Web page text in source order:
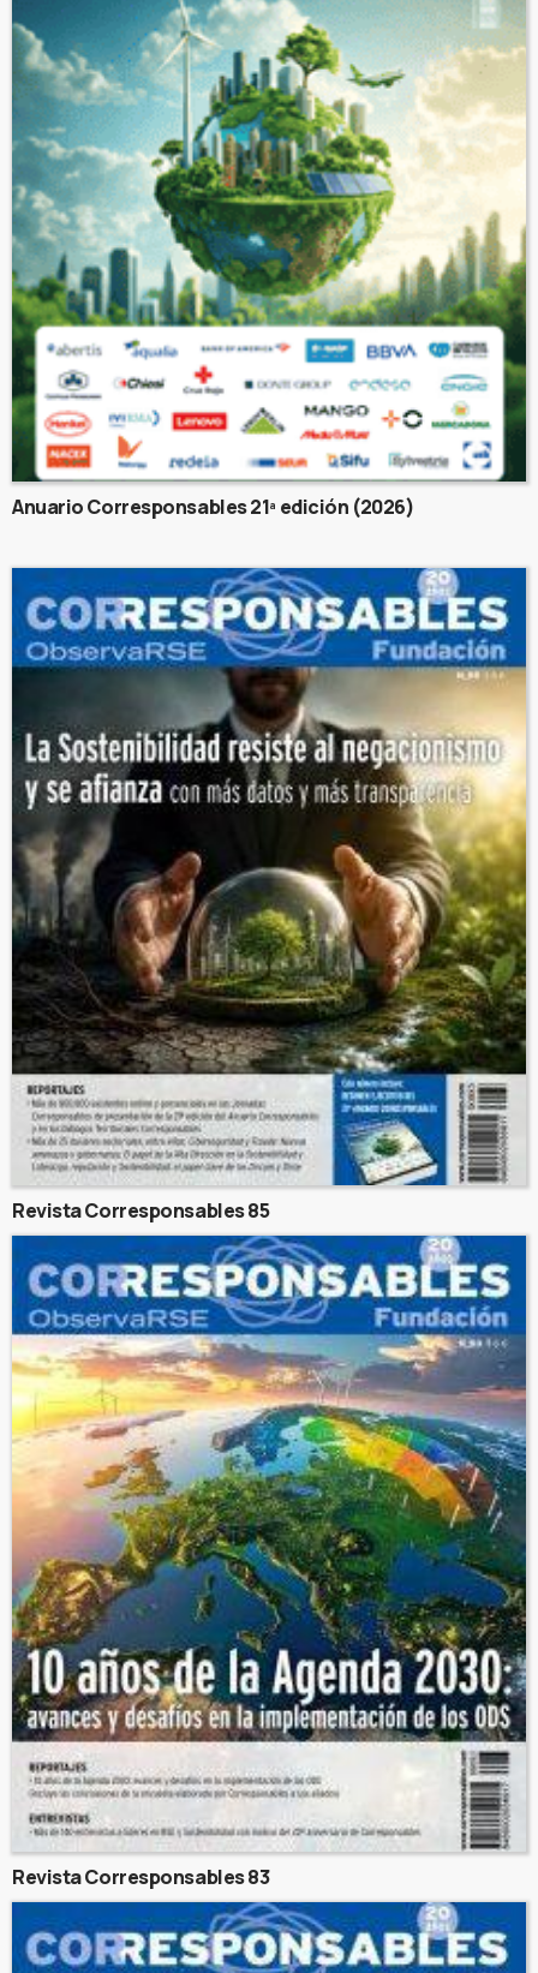
Anuario Corresponsables 21ª edición (2026)
Revista Corresponsables 85
Revista Corresponsables 83